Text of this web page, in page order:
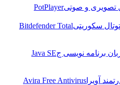
تصویری و صوتیPotPlayer
سکوریتیBitdefender Total
برنامه نویسی جJava SE
آویرا Avira Free Antivirus